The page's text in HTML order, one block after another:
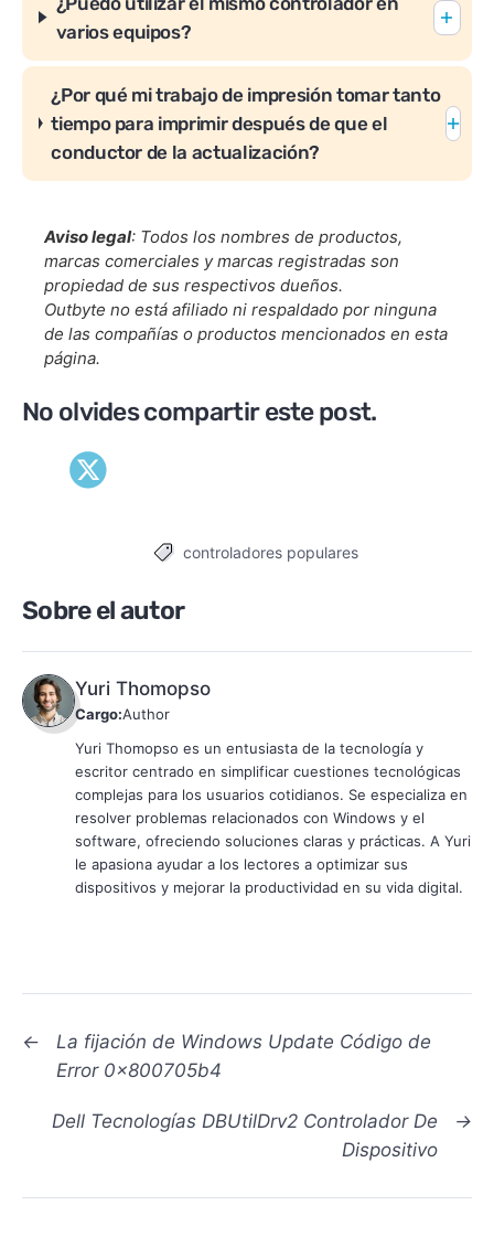
varios equipos?
¿Por qué mi trabajo de impresión tomar tanto
tiempo para imprimir después de que el
conductor de la actualización?
Aviso legal: Todos los nombres de productos,
marcas comerciales y marcas registradas son
propiedad de sus respectivos dueños.
Outbyte no está afiliado ni respaldado por ninguna
de las compañías o productos mencionados en esta
página.
No olvides compartir este post.
Tagscontroladores populares
Sobre el autor
Yuri Thomopso
Cargo:Author
Yuri Thomopso es un entusiasta de la tecnología y
escritor centrado en simplificar cuestiones tecnológicas
complejas para los usuarios cotidianos. Se especializa en
resolver problemas relacionados con Windows y el
software, ofreciendo soluciones claras y prácticas. A Yuri
le apasiona ayudar a los lectores a optimizar sus
dispositivos y mejorar la productividad en su vida digital.
←
La fijación de Windows Update Código de
Error 0x800705b4
→
Dell Tecnologías DBUtilDrv2 Controlador De
Dispositivo